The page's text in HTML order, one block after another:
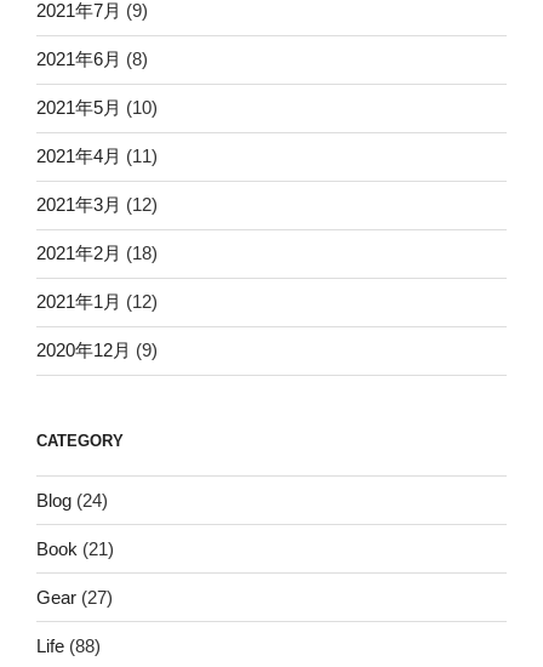
2021年7月 (9)
2021年6月 (8)
2021年5月 (10)
2021年4月 (11)
2021年3月 (12)
2021年2月 (18)
2021年1月 (12)
2020年12月 (9)
CATEGORY
Blog (24)
Book (21)
Gear (27)
Life (88)